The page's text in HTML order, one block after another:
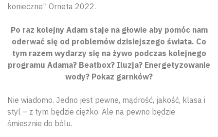
konieczne” Orneta 2022.
Po raz kolejny Adam staje na głowie aby pomóc nam
oderwać się od problemów dzisiejszego świata. Co
tym razem wydarzy się na żywo podczas kolejnego
programu Adama? Beatbox? Iluzja? Energetyzowanie
wody? Pokaz garnków?
Nie wiadomo. Jedno jest pewne, mądrość, jakość, klasa i
styl – z tym będzie ciężko. Ale na pewno będzie
śmiesznie do bólu.